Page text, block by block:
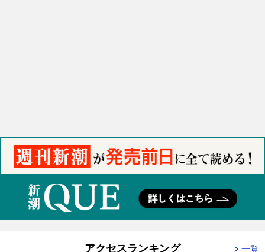
アクセスランキング 一覧